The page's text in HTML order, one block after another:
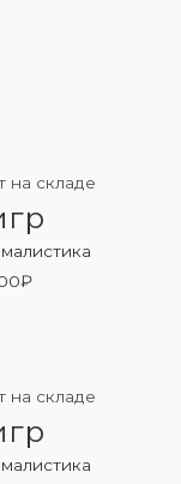
на складе
₽
на складе